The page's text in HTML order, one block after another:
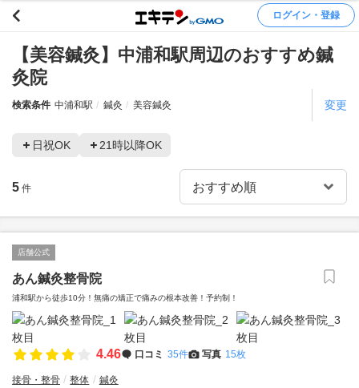
ログイン・登録
【美容鍼灸】中浦和駅周辺のおすすめ鍼
灸院
検索条件 中浦和駅 鍼灸 美容鍼灸 変更
日祝OK 21時以降OK
5 件
店舗公式
あん鍼灸整骨院
浦和駅から徒歩10分！無痛の矯正で痛みの根本改善！予約制！
4.46 口コミ 35件 写真 15枚
接骨・整骨 整体 鍼灸